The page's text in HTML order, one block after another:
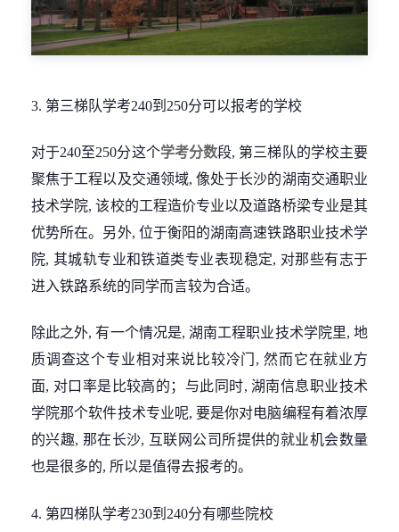
3. 第三梯队学考240到250分可以报考的学校
对于240至250分这个学考分数段, 第三梯队的学校主要
聚焦于工程以及交通领域, 像处于长沙的湖南交通职业
技术学院, 该校的工程造价专业以及道路桥梁专业是其
优势所在。另外, 位于衡阳的湖南高速铁路职业技术学
院, 其城轨专业和铁道类专业表现稳定, 对那些有志于
进入铁路系统的同学而言较为合适。
除此之外, 有一个情况是, 湖南工程职业技术学院里, 地
质调查这个专业相对来说比较冷门, 然而它在就业方
面, 对口率是比较高的；与此同时, 湖南信息职业技术
学院那个软件技术专业呢, 要是你对电脑编程有着浓厚
的兴趣, 那在长沙, 互联网公司所提供的就业机会数量
也是很多的, 所以是值得去报考的。
4. 第四梯队学考230到240分有哪些院校